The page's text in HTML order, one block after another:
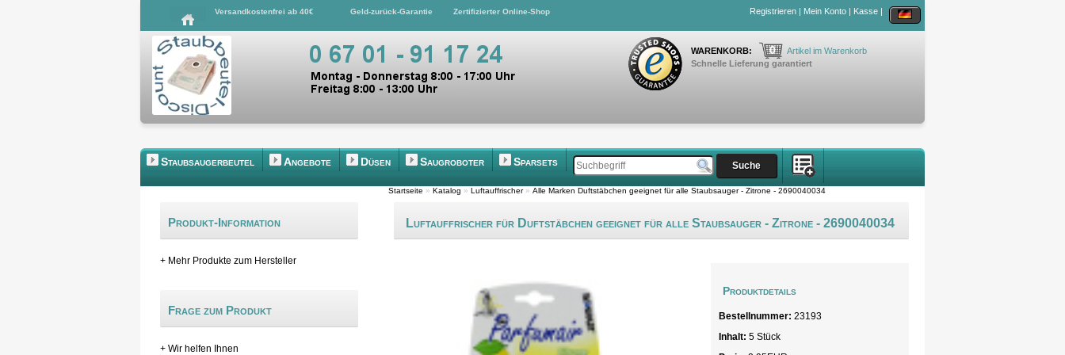
Versandkostenfrei ab 40€ Geld-zurück-Garantie Zertifizierter Online-Shop Registrieren | Mein Konto | Kasse |
WARENKORB: 0
Artikel im Warenkorb
Schnelle Lieferung garantiert
Staubsaugerbeutel Angebote Düsen Saugroboter Sparsets
Startseite » Katalog » Luftauffrischer » Alle Marken Duftstäbchen geeignet für alle Staubsauger - Zitrone - 2690040034
Luftauffrischer für Duftstäbchen geeignet für alle Staubsauger - Zitrone - 2690040034
Produktdetails
Bestellnummer: 23193
Inhalt: 5 Stück
Produkt-Information
+ Mehr Produkte zum Hersteller
Frage zum Produkt
+ Wir helfen Ihnen